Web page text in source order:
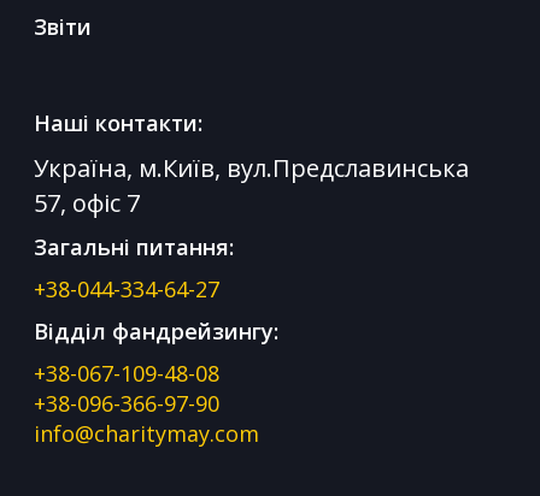
Звіти
Наші контакти:
Україна, м.Київ, вул.Предславинська
57, офіс 7
Загальні питання:
+38-044-334-64-27
Відділ фандрейзингу:
+38-067-109-48-08
+38-096-366-97-90
info@charitymay.com